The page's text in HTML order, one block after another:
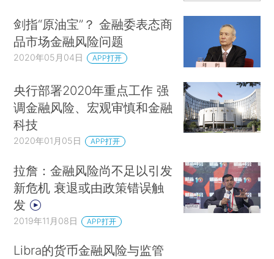
剑指“原油宝”？ 金融委表态商
品市场金融风险问题
2020年05月04日 APP打开
央行部署2020年重点工作 强
调金融风险、宏观审慎和金融
科技
2020年01月05日 APP打开
拉詹：金融风险尚不足以引发
新危机 衰退或由政策错误触
发
2019年11月08日 APP打开
Libra的货币金融风险与监管